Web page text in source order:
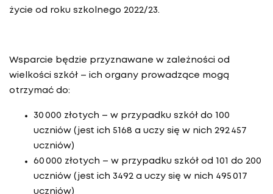
życie od roku szkolnego 2022/23.
Wsparcie będzie przyznawane w zależności od
wielkości szkół – ich organy prowadzące mogą
otrzymać do:
30 000 złotych – w przypadku szkół do 100
uczniów (jest ich 5168 a uczy się w nich 292 457
uczniów)
60 000 złotych – w przypadku szkół od 101 do 200
uczniów (jest ich 3492 a uczy się w nich 495 017
uczniów)